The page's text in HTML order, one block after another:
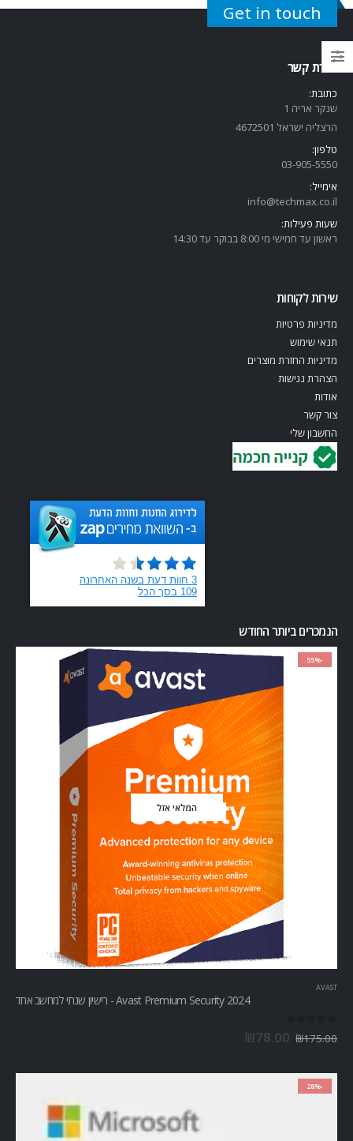
Get in touch
יצירת קשר
כתובת:
שנקר אריה 1
הרצליה ישראל 4672501
טלפון:
03-905-5550
אימייל:
info@techmax.co.il
שעות פעילות:
ראשון עד חמישי מי 8:00 בבוקר עד 14:30
שירות לקוחות
מדיניות פרטיות
תנאי שימוש
מדיניות החזרת מוצרים
הצהרת נגישות
אודות
צור קשר
החשבון שלי
הנמכרים ביותר החודש
-55%
המלאי אזל
AVAST
Avast Premium Security 2024 - רישיון שנתי למחשב אחד
₪175.00
₪78.00
-28%